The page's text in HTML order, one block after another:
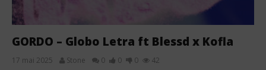
GORDO – Globo Letra ft Blessd x Kofla
17 mai 2025 Stone 0 0 0 42